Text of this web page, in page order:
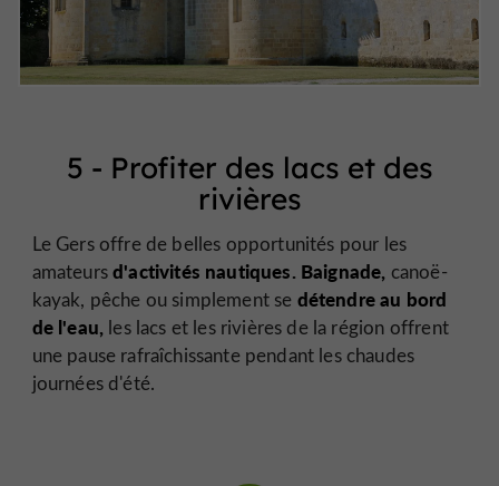
5 - Profiter des lacs et des
rivières
Le Gers offre de belles opportunités pour les
amateursd'activités nautiques. Baignade, canoë-
kayak, pêche ou simplement se détendre au bord
de l'eau, les lacs et les rivières de la région offrent
une pause rafraîchissante pendant les chaudes
journées d'été.